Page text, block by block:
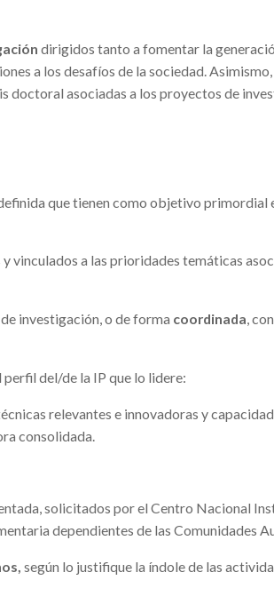
dirigidos tanto a fomentar la
a los desafíos de la sociedad.
asociadas a los proyectos de
que tienen como objetivo primordial
vinculados a las prioridades temáticas
investigación, o de forma coordinada,
del/de la IP que lo lidere:
relevantes e innovadoras y
consolidada.
solicitados por el Centro Nacional
dependientes de las Comunidades
según lo justifique la índole de las